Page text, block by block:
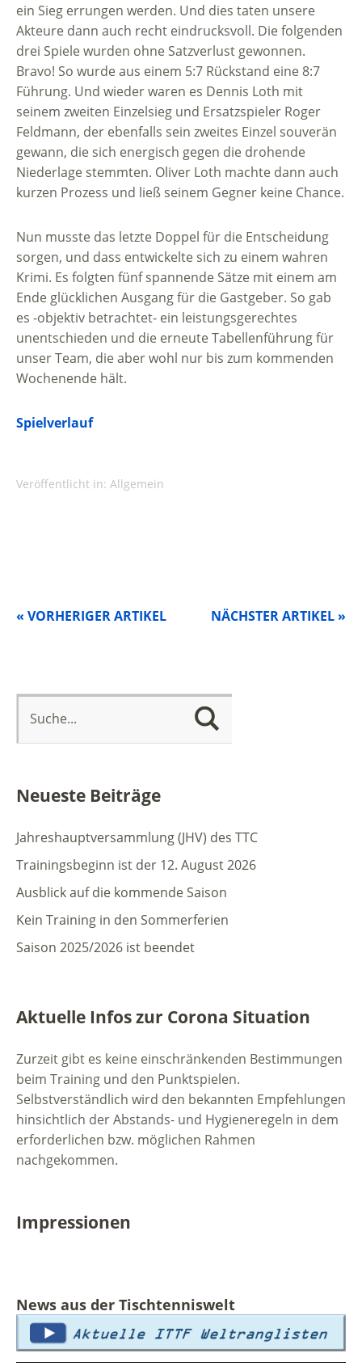
ein Sieg errungen werden. Und dies taten unsere
Akteure dann auch recht eindrucksvoll. Die folgenden
drei Spiele wurden ohne Satzverlust gewonnen.
Bravo! So wurde aus einem 5:7 Rückstand eine 8:7
Führung. Und wieder waren es Dennis Loth mit
seinem zweiten Einzelsieg und Ersatzspieler Roger
Feldmann, der ebenfalls sein zweites Einzel souverän
gewann, die sich energisch gegen die drohende
Niederlage stemmten. Oliver Loth machte dann auch
kurzen Prozess und ließ seinem Gegner keine Chance.
Nun musste das letzte Doppel für die Entscheidung
sorgen, und dass entwickelte sich zu einem wahren
Krimi. Es folgten fünf spannende Sätze mit einem am
Ende glücklichen Ausgang für die Gastgeber. So gab
es -objektiv betrachtet- ein leistungsgerechtes
unentschieden und die erneute Tabellenführung für
unser Team, die aber wohl nur bis zum kommenden
Wochenende hält.
Spielverlauf
Veröffentlicht in: Allgemein
NÄCHSTER ARTIKEL »
« VORHERIGER ARTIKEL
Neueste Beiträge
Jahreshauptversammlung (JHV) des TTC
Trainingsbeginn ist der 12. August 2026
Ausblick auf die kommende Saison
Kein Training in den Sommerferien
Saison 2025/2026 ist beendet
Aktuelle Infos zur Corona Situation
Zurzeit gibt es keine einschränkenden Bestimmungen
beim Training und den Punktspielen.
Selbstverständlich wird den bekannten Empfehlungen
hinsichtlich der Abstands- und Hygieneregeln in dem
erforderlichen bzw. möglichen Rahmen
nachgekommen.
Impressionen
News aus der Tischtenniswelt